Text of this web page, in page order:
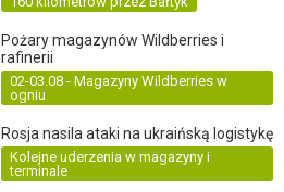
Pożary magazynów Wildberries i
rafinerii
02-03.08 - Magazyny Wildberries w
ogniu
Rosja nasila ataki na ukraińską logistykę
Kolejne uderzenia w magazyny i
terminale